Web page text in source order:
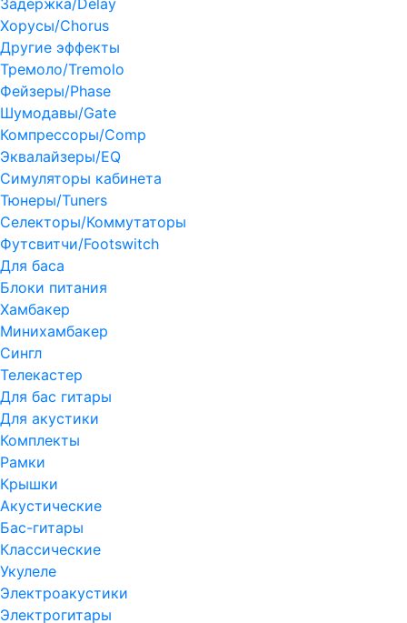
Задержка/Delay
Хорусы/Chorus
Другие эффекты
Тремоло/Tremolo
Фейзеры/Phase
Шумодавы/Gate
Компрессоры/Comp
Эквалайзеры/EQ
Симуляторы кабинета
Тюнеры/Tuners
Селекторы/Коммутаторы
Футсвитчи/Footswitch
Для баса
Блоки питания
Хамбакер
Минихамбакер
Сингл
Телекастер
Для бас гитары
Для акустики
Комплекты
Рамки
Крышки
Акустические
Бас-гитары
Классические
Укулеле
Электроакустики
Электрогитары